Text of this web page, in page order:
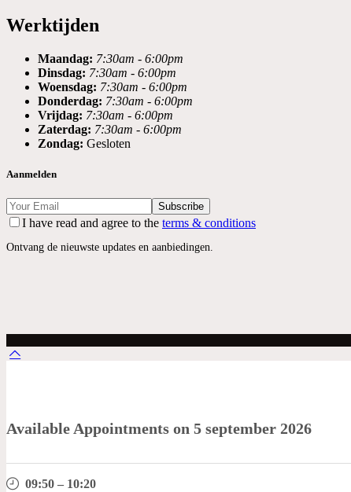
Werktijden
Maandag: 7:30am - 6:00pm
Dinsdag: 7:30am - 6:00pm
Woensdag: 7:30am - 6:00pm
Donderdag: 7:30am - 6:00pm
Vrijdag: 7:30am - 6:00pm
Zaterdag: 7:30am - 6:00pm
Zondag: Gesloten
Aanmelden
Subscribe
I have read and agree to the terms & conditions
Ontvang de nieuwste updates en aanbiedingen.
Available Appointments on 5 september 2026
09:50 – 10:20